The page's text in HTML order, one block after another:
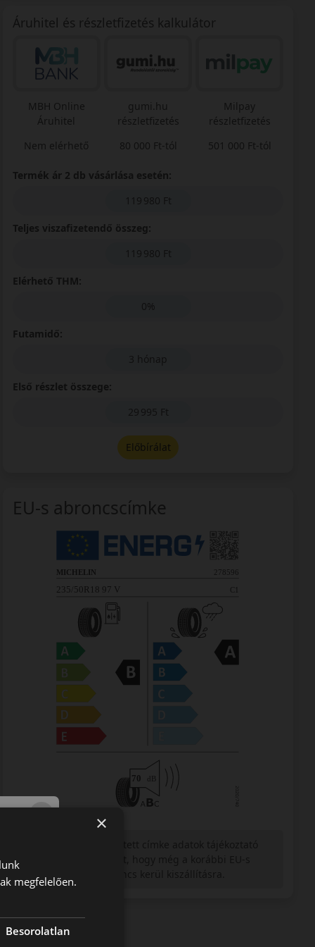
Áruhitel és részletfizetés kalkulátor
MBH Online
Áruhitel
Nem elérhető
gumi.hu
részletfizetés
80 000 Ft-tól
Milpay
részletfizetés
501 000 Ft-tól
Termék ár 2 db vásárlása esetén:
119 980 Ft
Teljes viszafizetendő összeg:
119 980 Ft
Elérhető THM:
0%
Futamidő:
3 hónap
Első részlet összege:
29 995 Ft
Előbírálat
EU-s abroncscímke
címkével ellátott abroncs kerül kiszállításra.
×
megfelelően.
Besorolatlan